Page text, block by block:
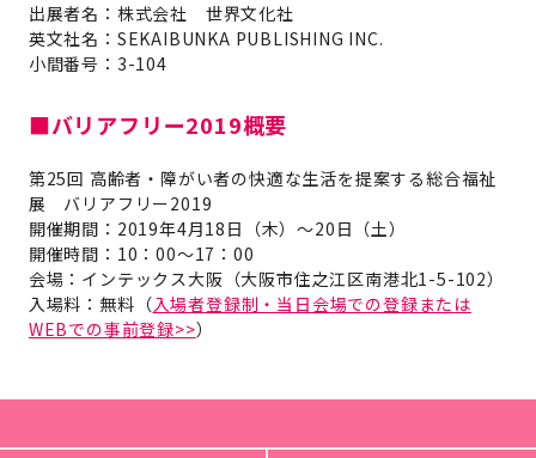
出展者名：株式会社 世界文化社
英文社名：SEKAIBUNKA PUBLISHING INC.
小間番号：3-104
■バリアフリー2019概要
第25回 高齢者・障がい者の快適な生活を提案する総合福祉
展 バリアフリー2019
開催期間：2019年4月18日（木）～20日（土）
開催時間：10：00～17：00
会場：インテックス大阪（大阪市住之江区南港北1-5-102）
入場料：無料（入場者登録制・当日会場での登録または
WEBでの事前登録>>）